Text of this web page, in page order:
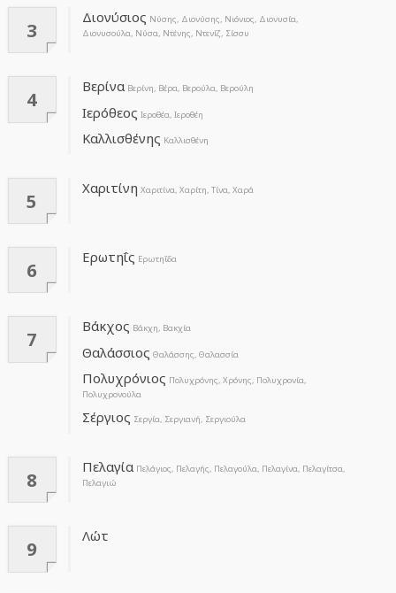
3
Διονύσιος Νύσης, Διονύσης, Νιόνιος, Διονυσία,
Διονυσούλα, Νύσα, Ντένης, Ντενίζ, Σίσσυ
4
Βερίνα Βερίνη, Βέρα, Βερούλα, Βερούλη
Ιερόθεος Ιεροθέα, Ιεροθέη
Καλλισθένης Καλλισθένη
5
Χαριτίνη Χαριτίνα, Χαρίτη, Τίνα, Χαρά
6
Ερωτηΐς Ερωτηΐδα
7
Βάκχος Βάκχη, Βακχία
Θαλάσσιος Θαλάσσης, Θαλασσία
Πολυχρόνιος Πολυχρόνης, Χρόνης, Πολυχρονία,
Πολυχρονούλα
Σέργιος Σεργία, Σεργιανή, Σεργιούλα
8
Πελαγία Πελάγιος, Πελαγής, Πελαγούλα, Πελαγίνα, Πελαγίτσα,
Πελαγιώ
9
Λώτ